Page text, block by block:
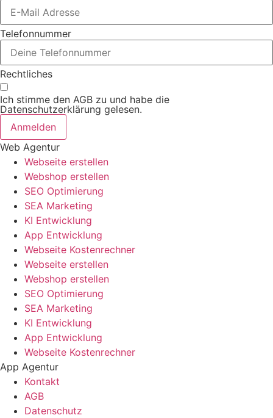
Telefonnummer
Rechtliches
Ich stimme den AGB zu und habe die
Datenschutzerklärung gelesen.
Anmelden
Web Agentur
Webseite erstellen
Webshop erstellen
SEO Optimierung
SEA Marketing
KI Entwicklung
App Entwicklung
Webseite Kostenrechner
Webseite erstellen
Webshop erstellen
SEO Optimierung
SEA Marketing
KI Entwicklung
App Entwicklung
Webseite Kostenrechner
App Agentur
Kontakt
AGB
Datenschutz